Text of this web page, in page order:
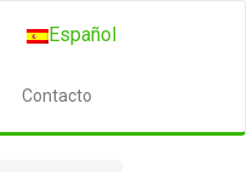
Español
Contacto